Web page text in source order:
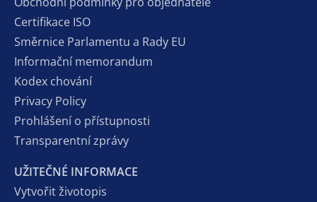
Certifikace ISO
Směrnice Parlamentu a Rady EU
Informační memorandum
Kodex chování
Privacy Policy
Prohlášení o přístupnosti
Transparentní zprávy
UŽITEČNÉ INFORMACE
Vytvořit životopis